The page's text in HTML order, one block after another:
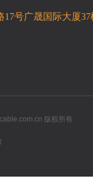
17号广晟国际大厦37
版权所有